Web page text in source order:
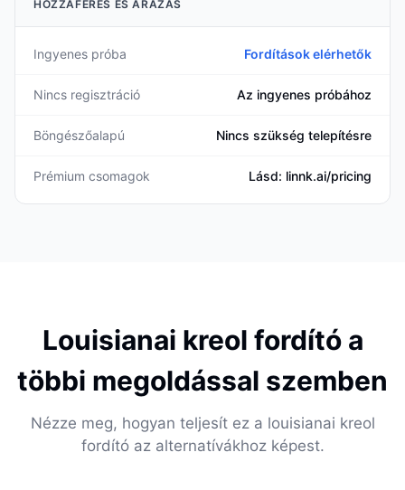
HOZZÁFÉRÉS ÉS ÁRAZÁS
Ingyenes próba Fordítások elérhetők
Nincs regisztráció Az ingyenes próbához
Böngészőalapú Nincs szükség telepítésre
Prémium csomagok Lásd: linnk.ai/pricing
Louisianai kreol fordító a
többi megoldással szemben
Nézze meg, hogyan teljesít ez a louisianai kreol
fordító az alternatívákhoz képest.